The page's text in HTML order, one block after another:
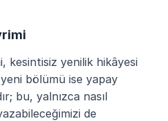
kesintisiz yenilik hikâyesi
bölümü ise yapay
bu, yalnızca nasıl
de